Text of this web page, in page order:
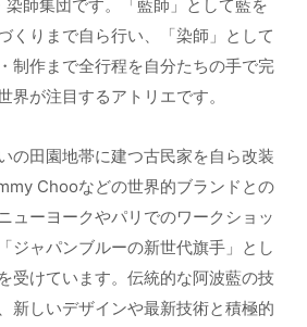
染師集団です。「藍師」として藍を
くりまで自ら行い、「染師」として
制作まで全行程を自分たちの手で完
界が注目するアトリエです。
の田園地帯に建つ古民家を自ら改装
Chooなどの世界的ブランドとの
ューヨークやパリでのワークショッ
ジャパンブルーの新世代旗手」とし
受けています。伝統的な阿波藍の技
新しいデザインや最新技術と積極的